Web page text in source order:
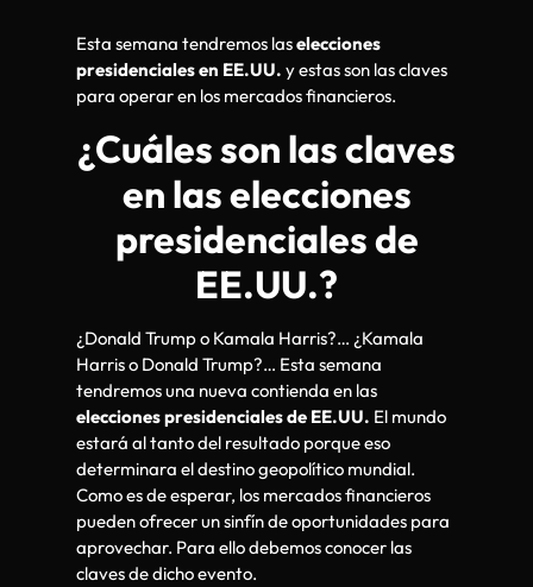
Esta semana tendremos laselecciones
presidenciales en EE.UU. y estas son las claves
para operar en los mercados financieros.
¿Cuáles son las claves
en las elecciones
presidenciales de
EE.UU.?
¿Donald Trump o Kamala Harris?… ¿Kamala
Harris o Donald Trump?… Esta semana
tendremos una nueva contienda en las
elecciones presidenciales de EE.UU. El mundo
estará al tanto del resultado porque eso
determinara el destino geopolítico mundial.
Como es de esperar, los mercados financieros
pueden ofrecer un sinfín de oportunidades para
aprovechar. Para ello debemos conocer las
claves de dicho evento.